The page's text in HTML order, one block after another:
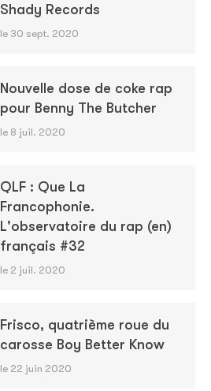
Shady Records
le 30 sept. 2020
Nouvelle dose de coke rap
pour Benny The Butcher
le 8 juil. 2020
QLF : Que La
Francophonie.
L'observatoire du rap (en)
français #32
le 2 juil. 2020
Frisco, quatrième roue du
carosse Boy Better Know
le 22 juin 2020